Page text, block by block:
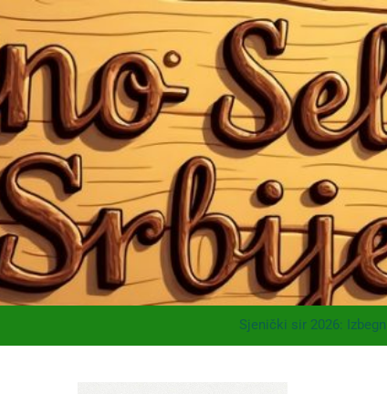
Mrčajevci 2026:
Jahorina leto 2026:
Sjenički sir 2026: